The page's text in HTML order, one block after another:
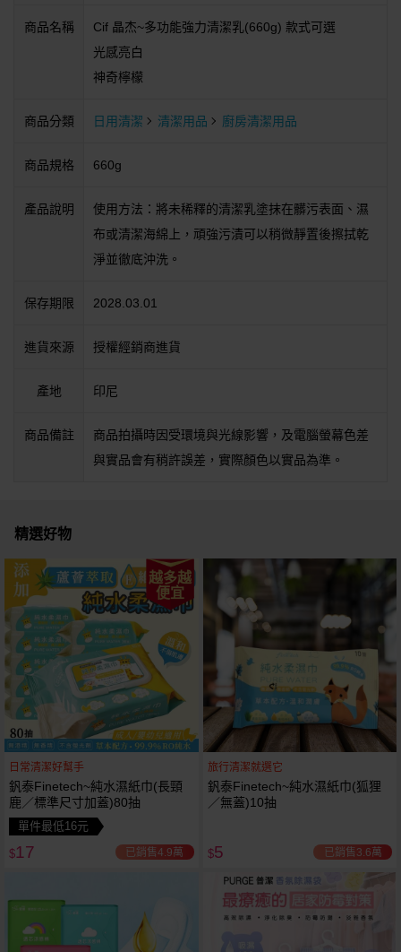
商品名稱
Cif 晶杰~多功能強力清潔乳(660g) 款式可選
光感亮白
神奇檸檬
商品分類 日用清潔 清潔用品 廚房清潔用品
商品規格 660g
產品說明
使用方法：將未稀釋的清潔乳塗抹在髒污表面、濕
布或清潔海綿上，頑強污漬可以稍微靜置後擦拭乾
淨並徹底沖洗。
保存期限 2028.03.01
進貨來源 授權經銷商進貨
產地 印尼
商品備註
商品拍攝時因受環境與光線影響，及電腦螢幕色差
與實品會有稍許誤差，實際顏色以實品為準。
精選好物
越多越
便宜
日常清潔好幫手
釩泰Finetech~純水濕紙巾(長頸
鹿／標準尺寸加蓋)80抽
單件最低16元
$17 已銷售4.9萬
旅行清潔就選它
釩泰Finetech~純水濕紙巾(狐狸
／無蓋)10抽
$5 已銷售3.6萬